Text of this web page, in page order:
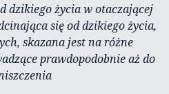
dzikiego życia w otaczającej
się od dzikiego życia,
skazana jest na różne
prawdopodobnie aż do